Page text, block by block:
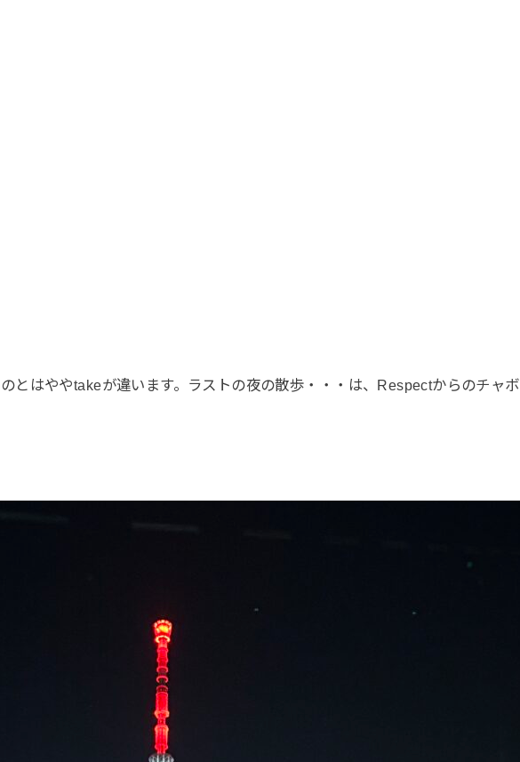
とはややtakeが違います。ラストの夜の散歩・・・は、Respectからのチャボ